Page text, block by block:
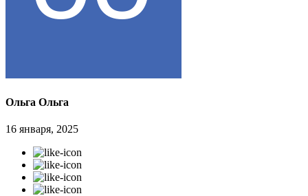
Ольга Ольга
16 января, 2025